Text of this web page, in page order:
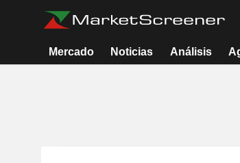
Mercado Noticias Análisis